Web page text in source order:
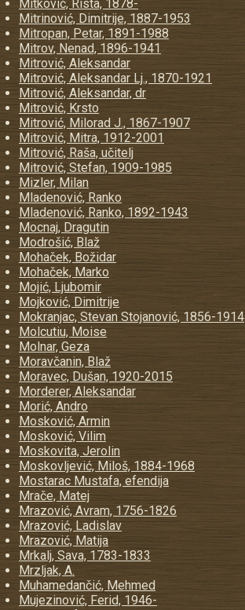
Mitković, Rista, 1878-
Mitrinović, Dimitrije, 1887-1953
Mitropan, Petar, 1891-1988
Mitrov, Nenad, 1896-1941
Mitrović, Aleksandar
Mitrović, Aleksandar Lj., 1870-1921
Mitrović, Aleksandar, dr
Mitrović, Krsto
Mitrović, Milorad J., 1867-1907
Mitrović, Mitra, 1912-2001
Mitrović, Raša, učitelj
Mitrović, Stefan, 1909-1985
Mizler, Milan
Mladenović, Ranko
Mladenović, Ranko, 1892-1943
Mocnaj, Dragutin
Modrošić, Blaž
Mohaček, Božidar
Mohaček, Marko
Mojić, Ljubomir
Mojković, Dimitrije
Mokranjac, Stevan Stojanović, 1856-1914
Molcutiu, Moise
Molnar, Geza
Moravčanin, Blaž
Moravec, Dušan, 1920-2015
Morderer, Aleksandar
Morić, Andro
Mosković, Armin
Mosković, Vilim
Moskovita, Jerolin
Moskovljević, Miloš, 1884-1968
Mostarac Mustafa, efendija
Mrače, Matej
Mrazović, Avram, 1756-1826
Mrazović, Ladislav
Mrazović, Matija
Mrkalj, Sava, 1783-1833
Mrzljak, A.
Muhamedančić, Mehmed
Mujezinović, Ferid, 1946-